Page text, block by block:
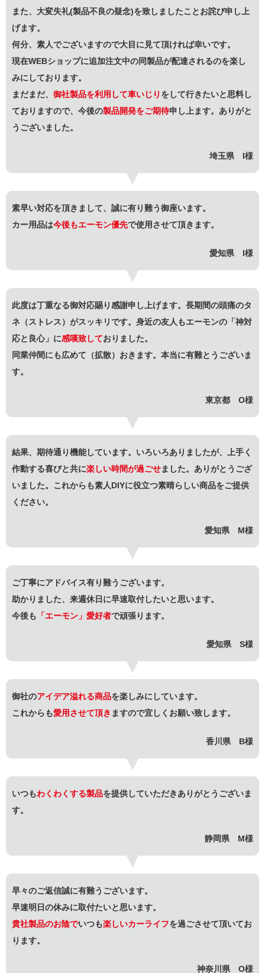
また、大変失礼(製品不良の疑念)を致しましたことお詫び申し上
げます。
何分、素人でございますので大目に見て頂ければ幸いです。
現在WEBショップに追加注文中の同製品が配達されるのを楽し
みにしております。
まだまだ、 御社製品を利用して車いじり をして行きたいと思料し
ておりますので、今後の製品開発をご期待申し上ます。ありがと
うございました。
埼玉県 I様
素早い対応を頂きまして、誠に有り難う御座います。
カー用品は今後もエーモン優先で使用させて頂きます。
愛知県 I様
此度は丁重なる御対応賜り感謝申し上げます。長期間の頭痛のタ
ネ（ストレス）がスッキリです。身近の友人もエーモンの「神対
応と良心」に感嘆致しておりました。
同業仲間にも広めて（拡散）おきます。本当に有難とうございま
す。
東京都 O様
結果、期待通り機能しています。いろいろありましたが、上手く
作動する喜びと共に楽しい時間が過ごせました。ありがとうござ
いました。これからも素人DIYに役立つ素晴らしい商品をご提供
ください。
愛知県 M様
ご丁寧にアドバイス有り難うございます。
助かりました、来週休日に早速取付したいと思います。
今後も 「エーモン」愛好者で頑張ります。
愛知県 S様
御社のアイデア溢れる商品を楽しみにしています。
これからも愛用させて頂き ますので宜しくお願い致します。
香川県 B様
いつもわくわくする製品を提供していただきありがとうございま
す。
静岡県 M様
早々のご返信誠に有難うございます。
早速明日の休みに取付たいと思います。
貴社製品のお陰でいつも楽しいカーライフを過ごさせて頂いてお
ります。
神奈川県 O様